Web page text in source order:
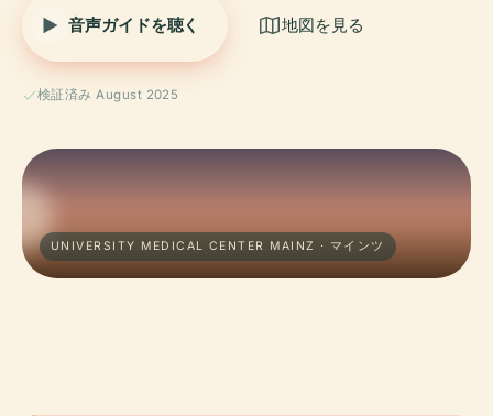
音声ガイドを聴く 地図を見る
検証済み August 2025
UNIVERSITY MEDICAL CENTER MAINZ · マインツ